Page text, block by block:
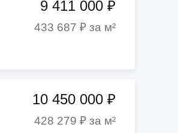
9 411 000 ₽
433 687 ₽ за м²
10 450 000 ₽
428 279 ₽ за м²